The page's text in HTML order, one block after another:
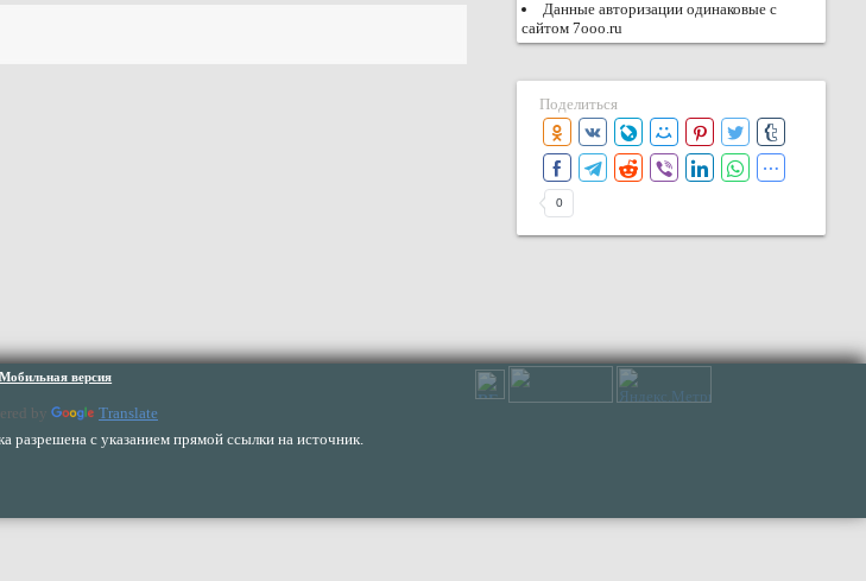
Данные авторизации одинаковые с
сайтом 7ooo.ru
Поделиться
0
Мобильная версия
by
Translate
разрешена с указанием прямой ссылки на источник.